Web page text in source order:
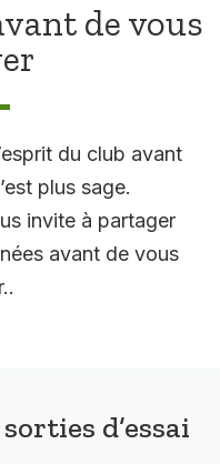
de vous
du club avant
plus sage.
invite à partager
avant de vous
d’essai